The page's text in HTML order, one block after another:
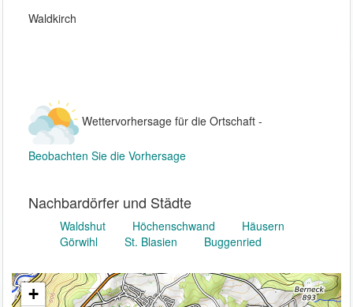
Waldkirch
Wettervorhersage für die Ortschaft -
Beobachten Sie die Vorhersage
Nachbardörfer und Städte
Waldshut Höchenschwand
Häusern
Görwihl
St. Blasien Buggenried
+